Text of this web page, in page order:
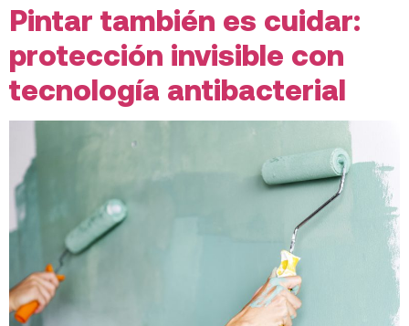
Pintar también es cuidar:
protección invisible con
tecnología antibacterial